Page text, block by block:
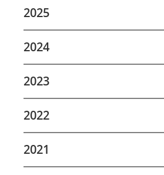
2025
2024
2023
2022
2021